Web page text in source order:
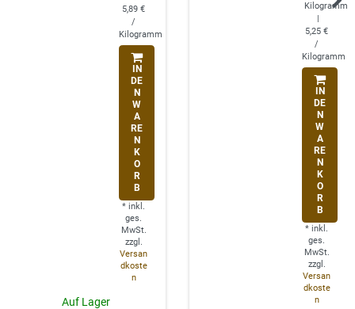
5,89 €
/
Kilogramm
IN
DE
N
W
A
RE
N
K
O
R
B
* inkl.
ges.
MwSt.
zzgl.
Versan
dkoste
n
Auf Lager
Kilogramm
5,25 €
/
Kilogramm
IN
DE
N
W
A
RE
N
K
O
R
B
* inkl.
ges.
MwSt.
zzgl.
Versan
dkoste
n